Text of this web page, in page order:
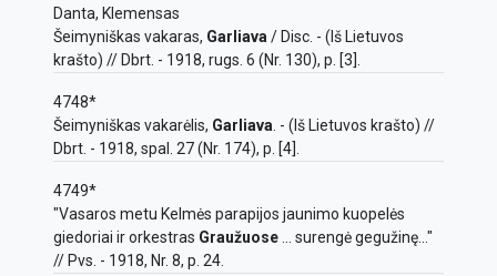
Danta, Klemensas
Šeimyniškas vakaras, Garliava / Disc. - (Iš Lietuvos
krašto) // Dbrt. - 1918, rugs. 6 (Nr. 130), p. [3].
4748*
Šeimyniškas vakarėlis, Garliava . - (Iš Lietuvos krašto) //
Dbrt. - 1918, spal. 27 (Nr. 174), p. [4].
4749*
"Vasaros metu Kelmės parapijos jaunimo kuopelės
giedoriai ir orkestras Graužuose ... surengė gegužinę..."
// Pvs. - 1918, Nr. 8, p. 24.